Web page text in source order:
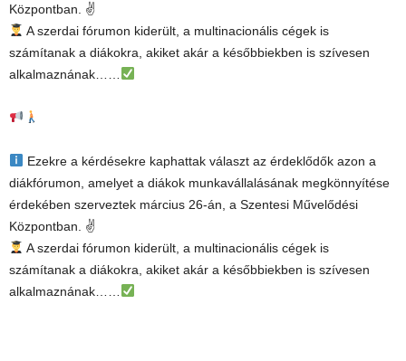
Központban. ✌
A szerdai fórumon kiderült, a multinacionális cégek is
számítanak a diákokra, akiket akár a későbbiekben is szívesen
alkalmaznának……
Ezekre a kérdésekre kaphattak választ az érdeklődők azon a
diákfórumon, amelyet a diákok munkavállalásának megkönnyítése
érdekében szerveztek március 26-án, a Szentesi Művelődési
Központban. ✌
A szerdai fórumon kiderült, a multinacionális cégek is
számítanak a diákokra, akiket akár a későbbiekben is szívesen
alkalmaznának……